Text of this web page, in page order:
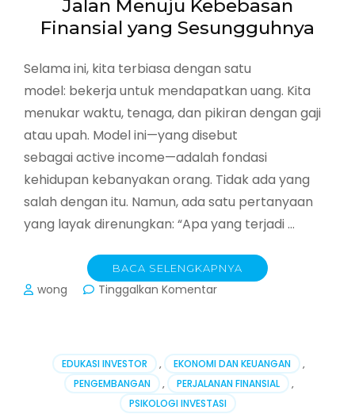
Jalan Menuju Kebebasan
Finansial yang Sesungguhnya
Selama ini, kita terbiasa dengan satu
model: bekerja untuk mendapatkan uang. Kita
menukar waktu, tenaga, dan pikiran dengan gaji
atau upah. Model ini—yang disebut
sebagai active income—adalah fondasi
kehidupan kebanyakan orang. Tidak ada yang
salah dengan itu. Namun, ada satu pertanyaan
yang layak direnungkan: “Apa yang terjadi …
BACA SELENGKAPNYA
wong Tinggalkan Komentarpada
Jalan
Menuju
Kebebasan
Finansial
EDUKASI INVESTOR , EKONOMI DAN KEUANGAN
,
PENGEMBANGAN
, PERJALANAN FINANSIAL
,
PSIKOLOGI INVESTASI